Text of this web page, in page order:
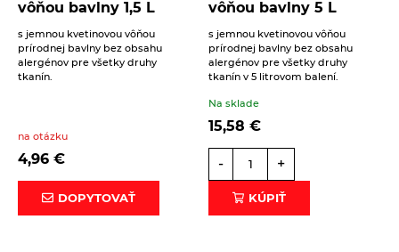
vôňou bavlny 1,5 L
s jemnou kvetinovou vôňou
prírodnej bavlny bez obsahu
alergénov pre všetky druhy
tkanín.
na otázku
4,96 €
DOPYTOVAŤ
vôňou bavlny 5 L
s jemnou kvetinovou vôňou
prírodnej bavlny bez obsahu
alergénov pre všetky druhy
tkanín v 5 litrovom balení.
Na sklade
15,58 €
- +
KÚPIŤ